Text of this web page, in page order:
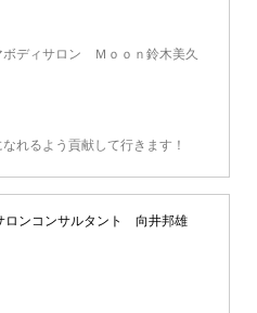
ディサロン Ｍｏｏｎ鈴木美久
れるよう貢献して行きます！
ロンコンサルタント 向井邦雄